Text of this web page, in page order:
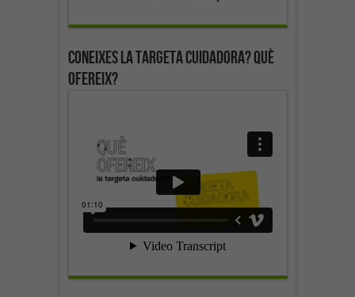
Coneixes la targeta cuidadora? Què
ofereix?